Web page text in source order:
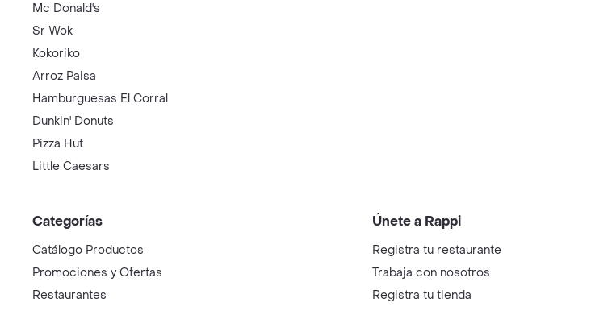
Mc Donald's
Sr Wok
Kokoriko
Arroz Paisa
Hamburguesas El Corral
Dunkin' Donuts
Pizza Hut
Little Caesars
Categorías
Catálogo Productos
Promociones y Ofertas
Restaurantes
Únete a Rappi
Registra tu restaurante
Trabaja con nosotros
Registra tu tienda